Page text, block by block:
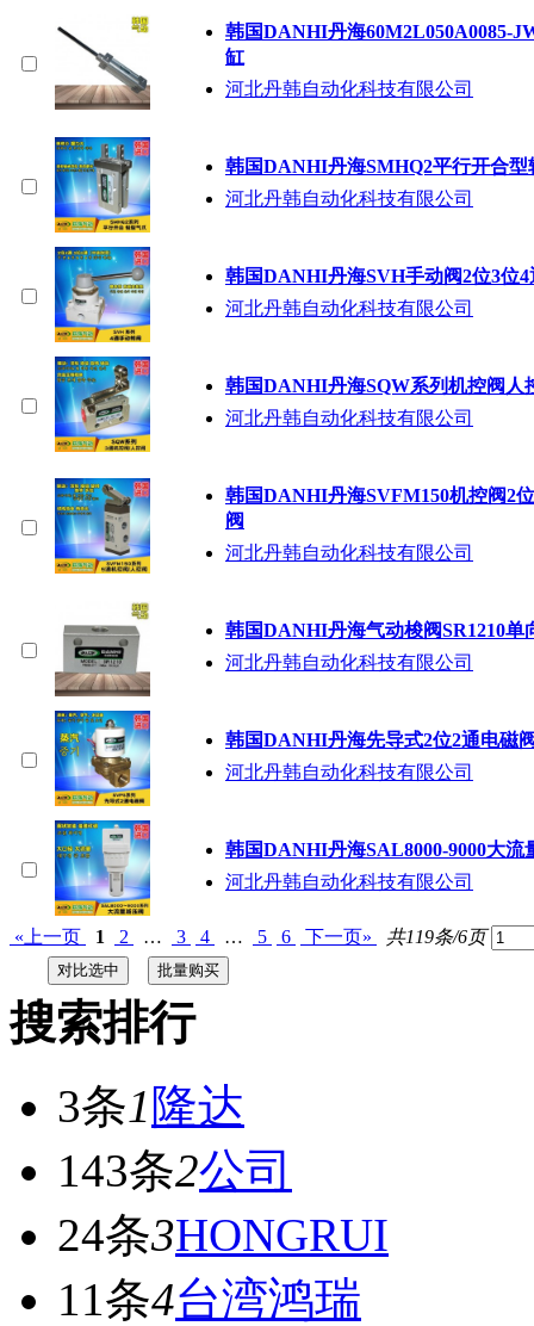
韩国DANHI丹海60M2L050A0085-
缸
河北丹韩自动化科技有限公司
韩国DANHI丹海SMHQ2平行开合型
河北丹韩自动化科技有限公司
韩国DANHI丹海SVH手动阀2位3位
河北丹韩自动化科技有限公司
韩国DANHI丹海SQW系列机控阀人
河北丹韩自动化科技有限公司
韩国DANHI丹海SVFM150机控阀2
阀
河北丹韩自动化科技有限公司
韩国DANHI丹海气动梭阀SR1210单
河北丹韩自动化科技有限公司
韩国DANHI丹海先导式2位2通电磁
河北丹韩自动化科技有限公司
韩国DANHI丹海SAL8000-9000大流
河北丹韩自动化科技有限公司
«上一页 1 2 … 3 4 … 5 6 下一页» 共119条/6页
搜索排行
3条1 隆达
143条2公司
24条3HONGRUI
11条4台湾鸿瑞